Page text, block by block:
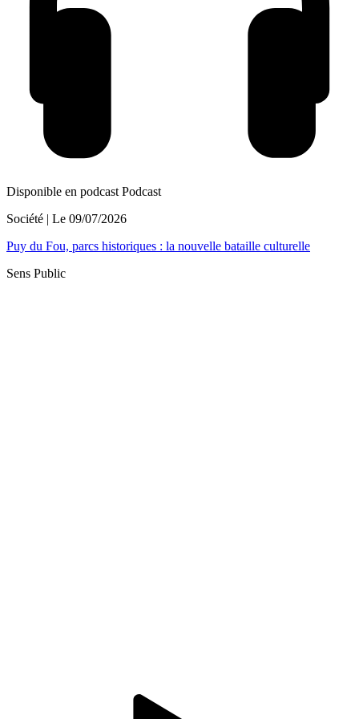
Disponible en podcast Podcast
Société | Le 09/07/2026
Puy du Fou, parcs historiques : la nouvelle bataille culturelle
Sens Public